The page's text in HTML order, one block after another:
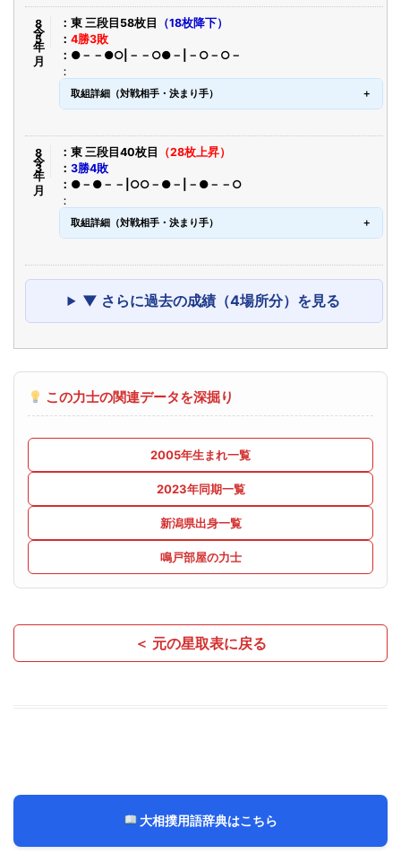
令8年5月 東 三段目58枚目
（18枚降下）
4勝3敗
●－－●○|－－○●－|－○－○－
取組詳細（対戦相手・決まり手）
令8年3月 東 三段目40枚目
（28枚上昇）
3勝4敗
●－●－－|○○－●－|－●－－○
取組詳細（対戦相手・決まり手）
▼ さらに過去の成績（4場所分）を見る
この力士の関連データを深掘り
2005年生まれ一覧
2023年同期一覧
新潟県出身一覧
鳴戸部屋の力士
＜ 元の星取表に戻る
大相撲用語辞典はこちら